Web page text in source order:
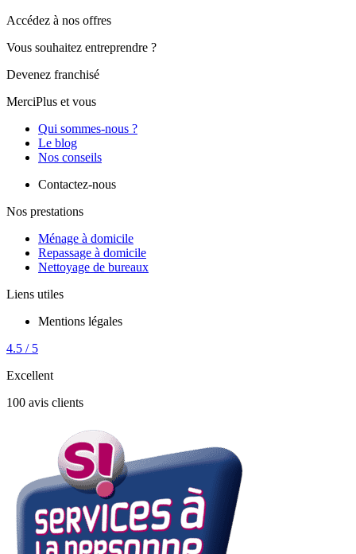
Accédez à nos offres
Vous souhaitez entreprendre ?
Devenez franchisé
MerciPlus et vous
Qui sommes-nous ?
Le blog
Nos conseils
Contactez-nous
Nos prestations
Ménage à domicile
Repassage à domicile
Nettoyage de bureaux
Liens utiles
Mentions légales
4.5 / 5
Excellent
100 avis clients